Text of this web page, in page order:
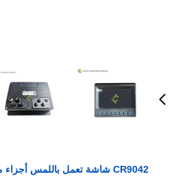
CR9042 شاشة تعمل باللمس أجزاء مضخة الخرسانة Zoomlion